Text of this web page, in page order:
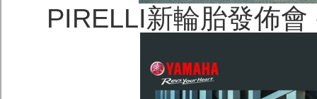
PIRELLI新輪胎發佈